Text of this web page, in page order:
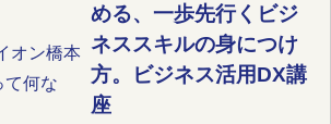
オン橋本
何な
める、一歩先行くビジ
ネススキルの身につけ
方。ビジネス活用DX講
座